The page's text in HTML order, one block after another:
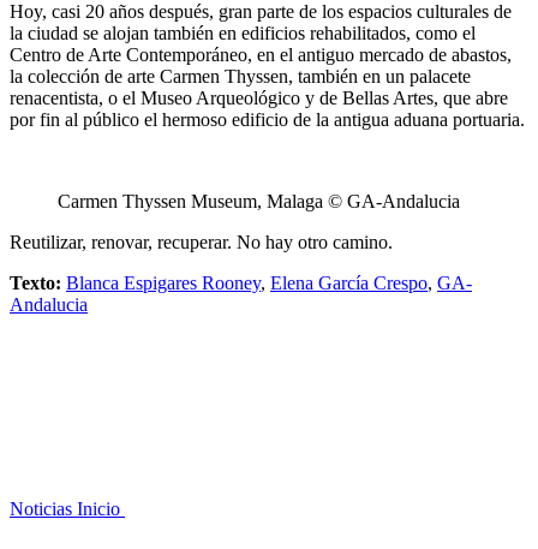
Hoy, casi 20 años después, gran parte de los espacios culturales de
la ciudad se alojan también en edificios rehabilitados, como el
Centro de Arte Contemporáneo, en el antiguo mercado de abastos,
la colección de arte Carmen Thyssen, también en un palacete
renacentista, o el Museo Arqueológico y de Bellas Artes, que abre
por fin al público el hermoso edificio de la antigua aduana portuaria.
Carmen Thyssen Museum, Malaga © GA-Andalucia
Reutilizar, renovar, recuperar. No hay otro camino.
Texto: Blanca Espigares Rooney, Elena García Crespo, GA-
Andalucia
Noticias Inicio